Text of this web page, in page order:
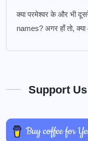
क्या परमेश्वर के और भी
names? अगर हाँ तो,
Support Us